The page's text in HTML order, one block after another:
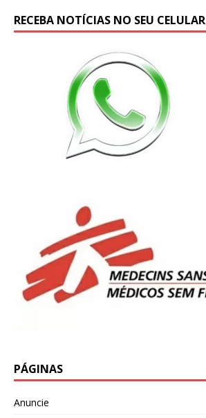
RECEBA NOTÍCIAS NO SEU CELULAR
PÁGINAS
Anuncie